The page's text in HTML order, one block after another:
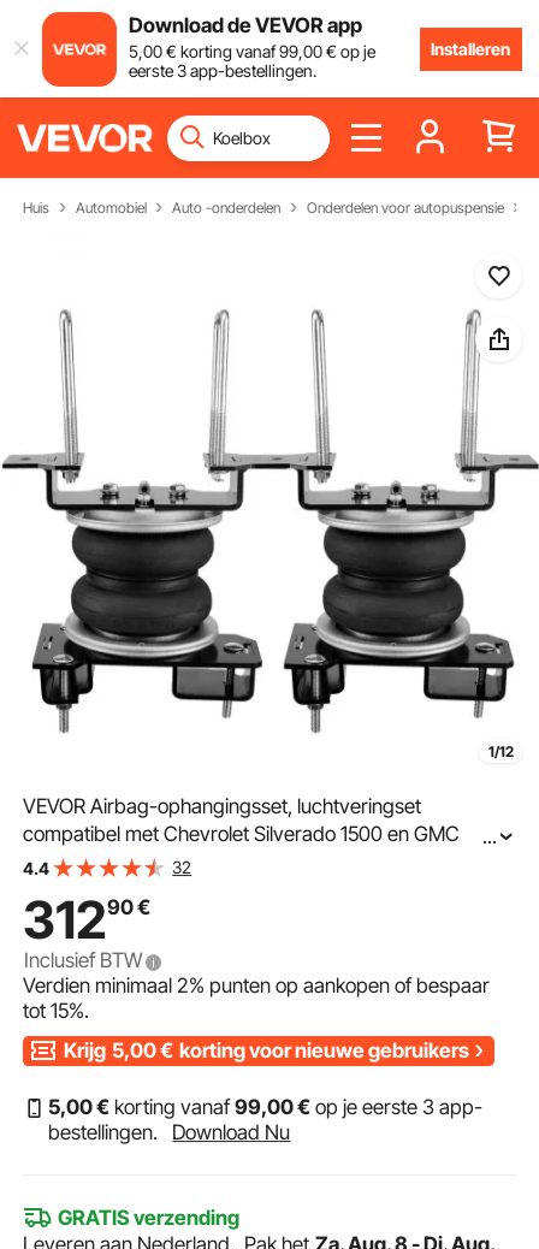
Download de VEVOR app
5,00€ korting vanaf99,00€ op je
eerste 3 app-bestellingen.
Installeren
Huis Automobiel Auto -onderdelen Onderdelen voor autopuspensie
1/12
VEVOR Airbag-ophangingsset, luchtveringset
compatibel met Chevrolet Silverado 1500 en GMC
Sierra 1500 4WD RWD van 2019-2023, belasting van
...
4.4 32
31290€
Inclusief BTW
Verdien minimaal2% punten op aankopen of bespaar
tot15%.
Krijg 5,00€ korting voor nieuwe gebruikers
5,00€ korting vanaf99,00€ op je eerste 3 app-
bestellingen.
Download Nu
GRATIS verzending